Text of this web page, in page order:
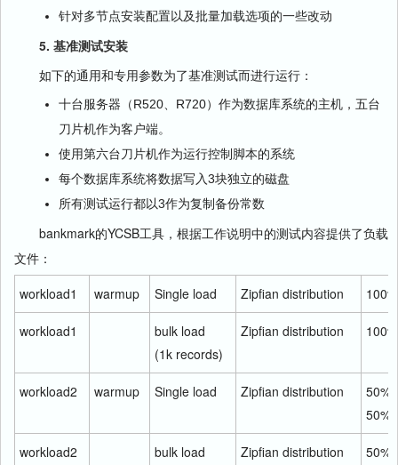
针对多节点安装配置以及批量加载选项的一些改动
5. 基准测试安装
如下的通用和专用参数为了基准测试而进行运行：
十台服务器（R520、R720）作为数据库系统的主机，五台
刀片机作为客户端。
使用第六台刀片机作为运行控制脚本的系统
每个数据库系统将数据写入3块独立的磁盘
所有测试运行都以3作为复制备份常数
bankmark的YCSB工具，根据工作说明中的测试内容提供了负载
文件：
workload1
warmup Single load Zipfian distribution
workload1
bulk load
(1k records)
Zipfian distribution
workload2 warmup Single load Zipfian distribution
50%
50%
workload2
bulk load
Zipfian distribution
50%